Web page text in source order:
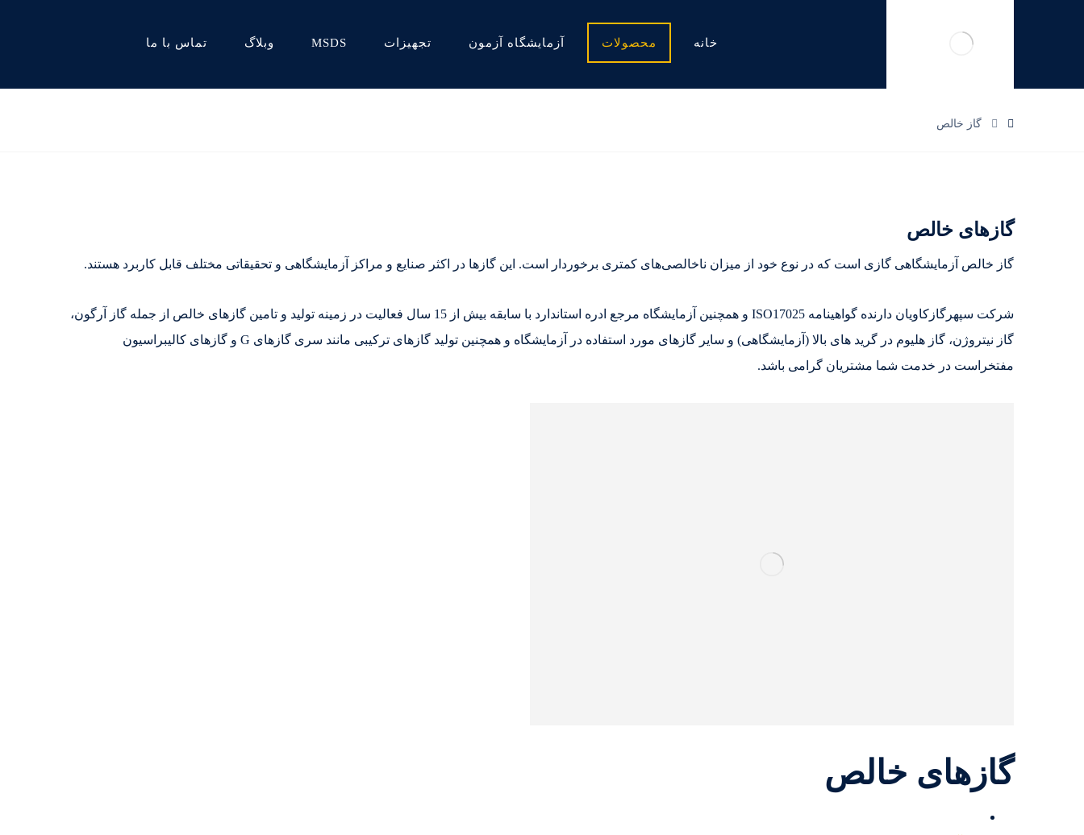
خانه محصولات آزمایشگاه آزمون تجهیزات MSDS وبلاگ تماس با ما
گاز خالص
گازهای خالص
گاز خالص آزمایشگاهی گازی است که در نوع خود از میزان ناخالصی‌های کمتری برخوردار است. این گازها در اکثر صنایع و مراکز آزمایشگاهی و تحقیقاتی مختلف قابل کاربرد هستند.
شرکت سپهرگازکاویان دارنده گواهینامه ISO17025 و همچنین آزمایشگاه مرجع ادره استاندارد با سابقه بیش از 15 سال فعالیت در زمینه تولید و تامین گازهای خالص از جمله گاز آرگون،
گاز نیتروژن، گاز هلیوم در گرید های بالا (آزمایشگاهی) و سایر گازهای مورد استفاده در آزمایشگاه و همچنین تولید گازهای ترکیبی مانند سری گازهای G و گازهای کالیبراسیون
مفتخراست در خدمت شما مشتریان گرامی باشد.
گازهای خالص